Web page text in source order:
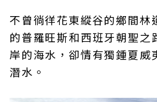
不曾徜徉花東縱谷的鄉間林
的普羅旺斯和西班牙朝聖之
岸的海水，卻情有獨鍾夏威
潛水。